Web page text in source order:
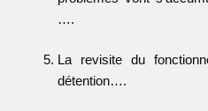
….
La revisite du
détention….